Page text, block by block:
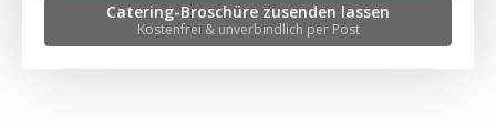
Catering-Broschüre zusenden lassen
Kostenfrei & unverbindlich per Post